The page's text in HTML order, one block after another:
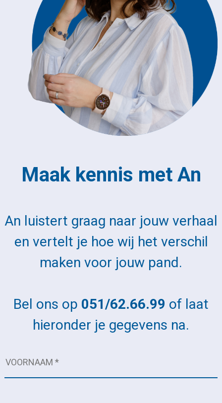
Maak kennis met An
An luistert graag naar jouw verhaal
en vertelt je hoe wij het verschil
maken voor jouw pand.
Bel ons op 051/62.66.99 of laat
hieronder je gegevens na.​​​​​​​